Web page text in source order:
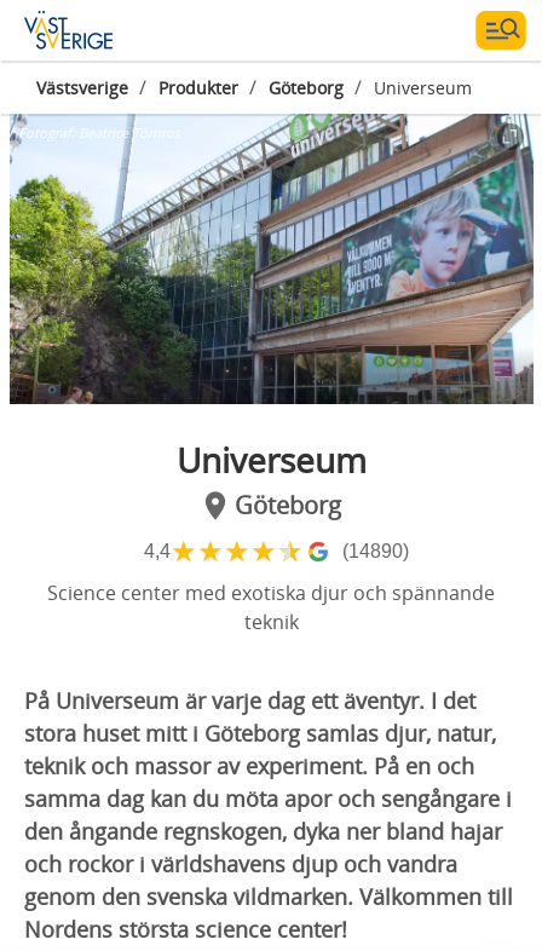
Västsverige / Produkter / Göteborg / Universeum
Fotograf: Beatrice Törnros
Universeum
Göteborg
4,4★★★★★ (14890)
Science center med exotiska djur och spännande
teknik
På Universeum är varje dag ett äventyr. I det
stora huset mitt i Göteborg samlas djur, natur,
teknik och massor av experiment. På en och
samma dag kan du möta apor och sengångare i
den ångande regnskogen, dyka ner bland hajar
och rockor i världshavens djup och vandra
genom den svenska vildmarken. Välkommen till
Nordens största science center!